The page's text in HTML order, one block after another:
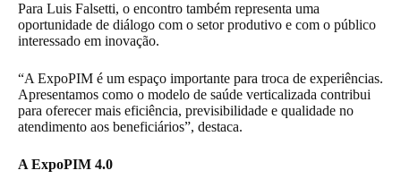
Para Luis Falsetti, o encontro também representa uma
oportunidade de diálogo com o setor produtivo e com o público
interessado em inovação.
“A ExpoPIM é um espaço importante para troca de experiências.
Apresentamos como o modelo de saúde verticalizada contribui
para oferecer mais eficiência, previsibilidade e qualidade no
atendimento aos beneficiários”, destaca.
A ExpoPIM 4.0